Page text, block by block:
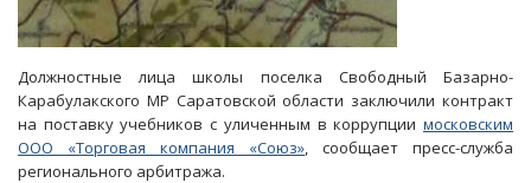
Должностные лица школы поселка Свободный Базарно-
Карабулакского МР Саратовской области заключили контракт
на поставку учебников с уличенным в коррупции московским
ООО «Торговая компания «Союз», сообщает пресс-служба
регионального арбитража.